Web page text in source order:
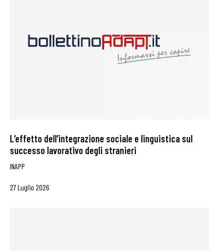
L’effetto dell’integrazione sociale e linguistica sul
successo lavorativo degli stranieri
INAPP
27 Luglio 2026